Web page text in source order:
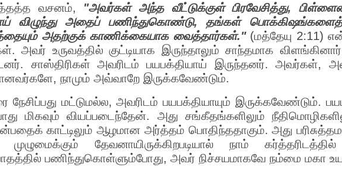
வசனம், "அவர்கள் அந்த வீட்டுக்குள் பிரவேசித்து,
விழுந்து அதைப் பணிந்துகொண்டு, தங்கள்
அதற்குக் காணிக்கையாக வைத்தார்கள்." (மத்தேயு 2:11)
அவர் உருவத்தில் குட்டியாக இருந்தாலும் சாந்தமாக
சாஸ்திரிகள் அவரிடம் பயபக்தியாய் இருந்தனர். அவர்கள்,
நாமும் அவ்வாறே இருக்கவேண்டும்.
மட்டுமல்ல, அவரிடம் பயபக்தியாயும் இருக்கவேண்டும்.
மிகவும் வியப்படைந்தேன். அது சங்கீதங்களிலும்
காட்டிலும் ஆழமான அர்த்தம் பொதிந்ததாகும். அது
தேவனாயிருக்கிறபடியால் நாம் கர்த்தரிடத்தில்
பணிந்துகொள்ளும்போது, அவர் நிச்சயமாகவே நம்மை மகா